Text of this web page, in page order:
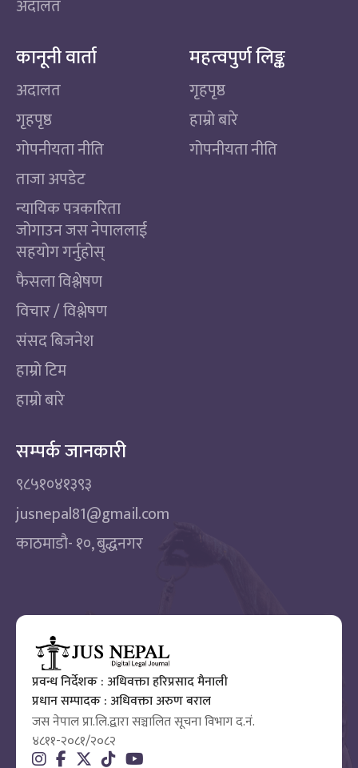
अदालत
कानूनी वार्ता
अदालत
गृहपृष्ठ
गोपनीयता नीति
ताजा अपडेट
न्यायिक पत्रकारिता
जोगाउन जस नेपाललाई
सहयोग गर्नुहोस्
फैसला विश्लेषण
विचार / विश्लेषण
संसद बिजनेश
हाम्रो टिम
हाम्रो बारे
महत्वपुर्ण लिङ्क
गृहपृष्ठ
हाम्रो बारे
गोपनीयता नीति
सम्पर्क जानकारी
९८५१०४१३९३
jusnepal81@gmail.com
काठमाडाै‌- १०, बुद्धनगर
प्रवन्ध निर्देशक : अधिवक्ता हरिप्रसाद मैनाली
प्रधान सम्पादक : अधिवक्ता अरुण बराल
जस नेपाल प्रा.लि.द्वारा सञ्चालित सूचना विभाग द.नं.
४८११-२०८१/२०८२